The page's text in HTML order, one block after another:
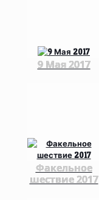
9 Мая 2017
Факельное
шествие 2017